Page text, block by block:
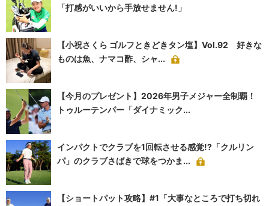
「打感がいいから手放せません!」
【小祝さくら ゴルフときどきタン塩】Vol.92 好きな
ものは魚、ナマコ酢、シャ...
【今月のプレゼント】2026年男子メジャー全制覇！
トゥルーテンパー「ダイナミック...
インパクトでクラブを1回転させる感覚!?「クルリン
パ」のクラブさばきで球をつかま...
【ショートパット攻略】#1「大事なところで打ち切れ